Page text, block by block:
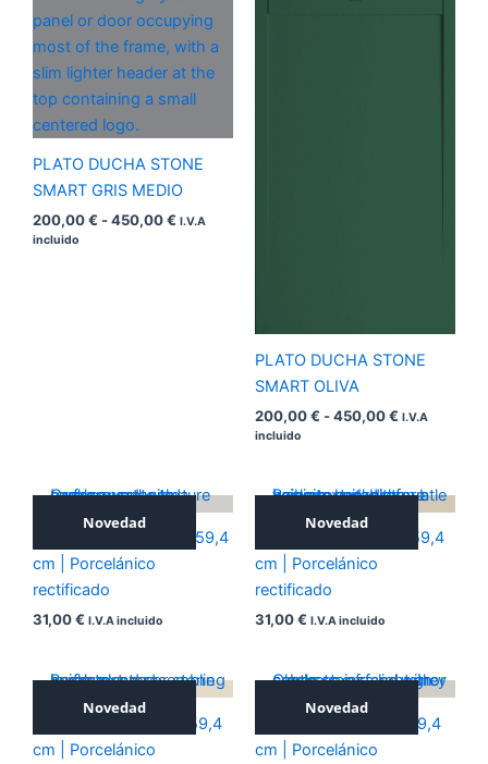
PLATO DUCHA STONE
SMART GRIS MEDIO
200,00€ -450,00€
precios:
desde
200,00 €
hasta
450,00 €
I.V.A
incluido
PLATO DUCHA STONE
SMART OLIVA
200,00€ -450,00€ I.V.A
incluido
Novedad
ICONIC SILVER 59,4×59,4
cm | Porcelánico
rectificado
31,00€ I.V.A incluido
Novedad
ICONIC NOCE 59,4×59,4
cm | Porcelánico
rectificado
31,00€ I.V.A incluido
Novedad
ICONIC BEIGE 59,4×59,4
cm | Porcelánico
Novedad
ICONIC GREY 59,4×59,4
cm | Porcelánico